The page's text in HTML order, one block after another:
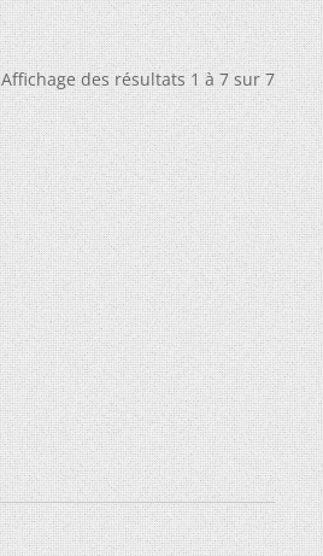
Affichage des résultats 1 à 7 sur 7